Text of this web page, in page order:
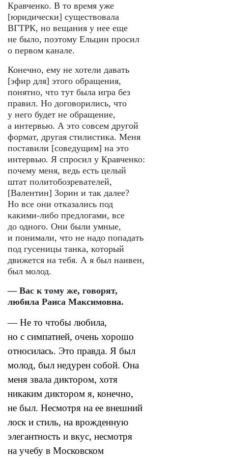
Кравченко. В то время уже
[юридически] существовала
ВГТРК, но вещания у нее еще
не было, поэтому Ельцин просил
о первом канале.
Конечно, ему не хотели давать
[эфир для] этого обращения,
понятно, что тут была игра без
правил. Но договорились, что
у него будет не обращение,
а интервью. А это совсем другой
формат, другая стилистика. Меня
поставили [соведущим] на это
интервью. Я спросил у Кравченко:
почему меня, ведь есть целый
штат политобозревателей,
[Валентин] Зорин и так далее?
Но все они отказались под
какими-либо предлогами, все
до одного. Они были умные,
и понимали, что не надо попадать
под гусеницы танка, который
движется на тебя. А я был наивен,
был молод.
— Вас к тому же, говорят,
любила Раиса Максимовна.
— Не то чтобы любила,
но с симпатией, очень хорошо
относилась. Это правда. Я был
молод, был недурен собой. Она
меня звала диктором, хотя
никаким диктором я, конечно,
не был. Несмотря на ее внешний
лоск и стиль, на врожденную
элегантность и вкус, несмотря
на учебу в Московском